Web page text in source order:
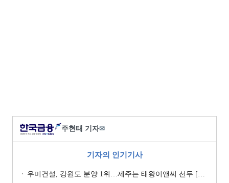
주현태 기자✉
기자의 인기기사
우미건설, 강원도 분양 1위…제주는 태왕이앤씨 선두 [이 지역 분양왕-강원·제주]